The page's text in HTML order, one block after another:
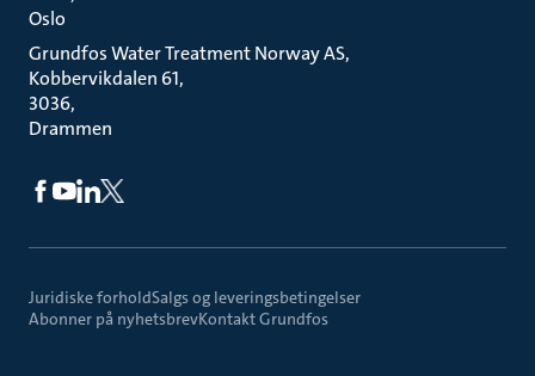
Oslo
Grundfos Water Treatment Norway AS
Kobbervikdalen 61
3036
Drammen
Juridiske forholdSalgs og leveringsbetingelser
Abonner på nyhetsbrevKontakt Grundfos